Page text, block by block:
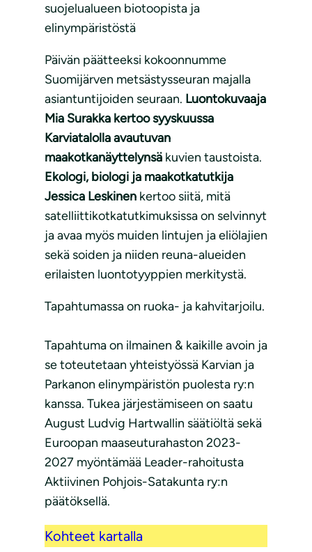
suojelualueen biotoopista ja
elinympäristöstä
Päivän päätteeksi kokoonnumme
Suomijärven metsästysseuran majalla
asiantuntijoiden seuraan. Luontokuvaaja
Mia Surakka kertoo syyskuussa
Karviatalolla avautuvan
maakotkanäyttelynsä kuvien taustoista.
Ekologi, biologi ja maakotkatutkija
Jessica Leskinen kertoo siitä, mitä
satelliittikotkatutkimuksissa on selvinnyt
ja avaa myös muiden lintujen ja eliölajien
sekä soiden ja niiden reuna-alueiden
erilaisten luontotyyppien merkitystä.
Tapahtumassa on ruoka- ja kahvitarjoilu.
Tapahtuma on ilmainen & kaikille avoin ja
se toteutetaan yhteistyössä Karvian ja
Parkanon elinympäristön puolesta ry:n
kanssa. Tukea järjestämiseen on saatu
August Ludvig Hartwallin säätiöltä sekä
Euroopan maaseuturahaston 2023-
2027 myöntämää Leader-rahoitusta
Aktiivinen Pohjois-Satakunta ry:n
päätöksellä.
Kohteet kartalla